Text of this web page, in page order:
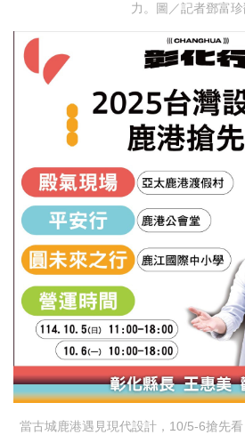
力。圖／記者鄧富
當古城鹿港遇見現代設計，10/5-6搶先看